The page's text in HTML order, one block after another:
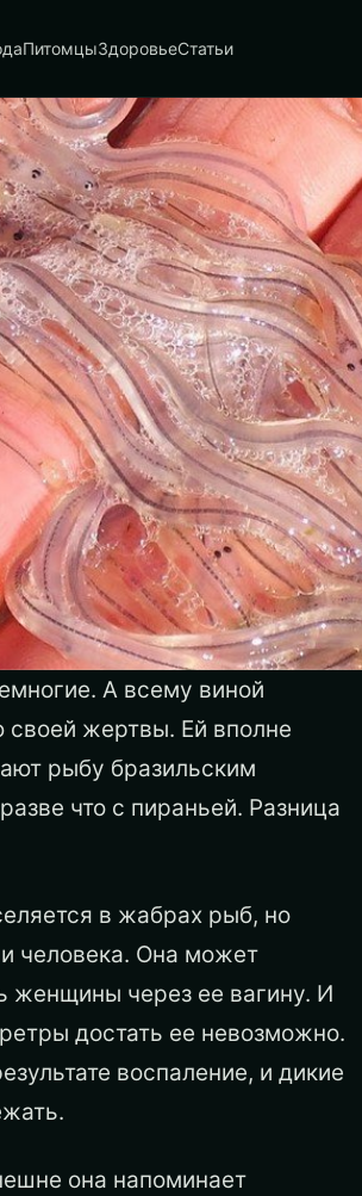
ПитомцыЗдоровьеСтатьи
А всему виной
своей жертвы. Ей вполне
рыбу бразильским
что с пираньей. Разница
в жабрах рыб, но
человека. Она может
женщины через ее вагину. И
достать ее невозможно.
воспаление, и дикие
она напоминает